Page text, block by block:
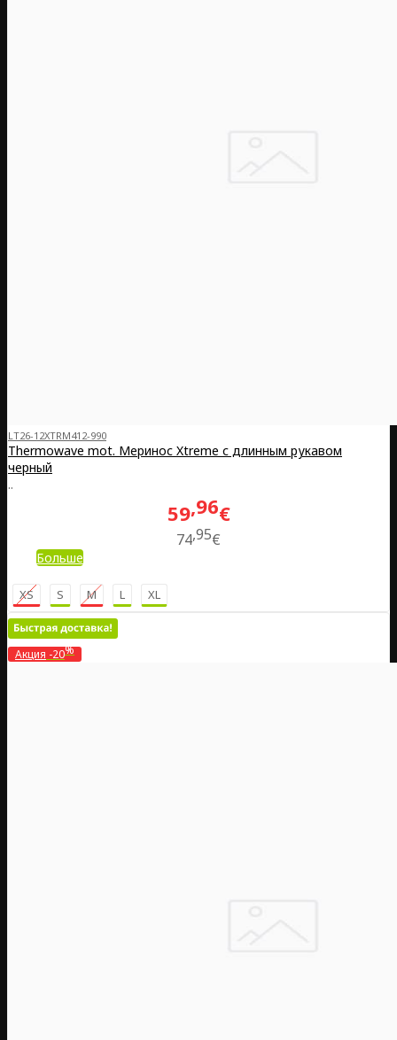
LT26-12XTRM412-990
Thermowave mot. Меринос Xtreme с длинным рукавом
черный
..
59 96€
7495€
Больше
XS S M L XL
Акция -20%